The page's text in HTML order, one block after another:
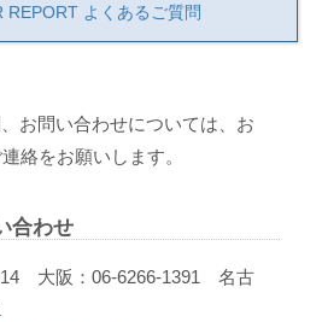
TSR企業情報・TSR REPORT よくあるご質問
、お問い合わせについては、お
絡をお願いします。
合わせ
大阪：06-6266-1391 名古